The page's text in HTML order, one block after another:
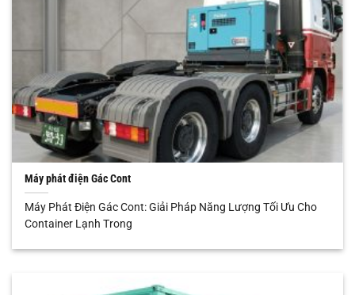
Máy phát điện Gác Cont
Máy Phát Điện Gác Cont: Giải Pháp Năng Lượng Tối Ưu Cho
Container Lạnh Trong